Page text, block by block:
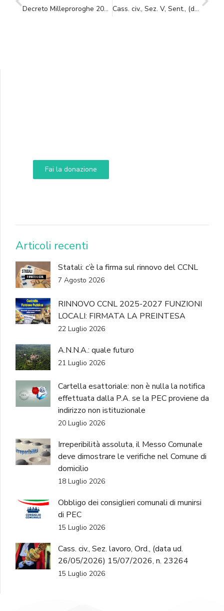
Decreto Milleproroghe 2021 Cass. civ., Sez. V, Sent., (data ud. 22/10/2020) 21/01/2021, n. 1150
Fai la donazione
DONA
Articoli recenti
Statali: c’è la firma sul rinnovo del CCNL
7 Agosto 2026
RINNOVO CCNL 2025-2027 FUNZIONI
LOCALI: FIRMATA LA PREINTESA
22 Luglio 2026
A.N.N.A.: quale futuro
21 Luglio 2026
Cartella esattoriale: non è nulla la notifica
effettuata dalla P.A. se la PEC proviene da
indirizzo non istituzionale
20 Luglio 2026
Irreperibilità assoluta, il Messo Comunale
deve dimostrare le verifiche nel Comune di
domicilio
18 Luglio 2026
Obbligo dei consiglieri comunali di munirsi
di PEC
15 Luglio 2026
Cass. civ., Sez. lavoro, Ord., (data ud.
26/05/2026) 15/07/2026, n. 23264
15 Luglio 2026